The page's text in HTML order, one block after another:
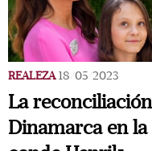
REALEZA 18/05/2023
La
Dinamarca en